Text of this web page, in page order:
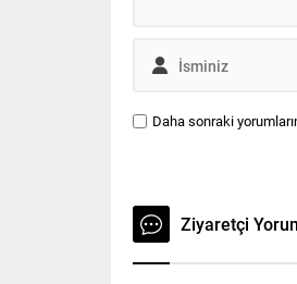
Daha sonraki
Ziyaretçi